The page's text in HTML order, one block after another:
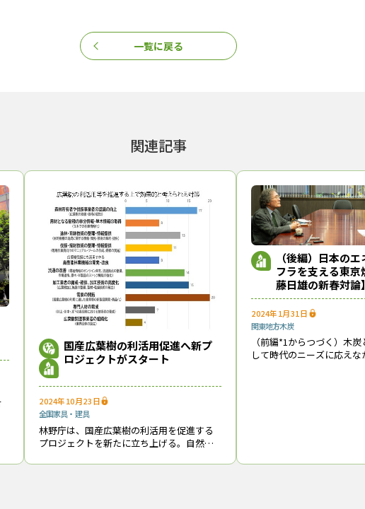
廣瀬直之・東京燃料林産社長
、「燃料革命やオイルショック、リーマンショック、東日本大震災、コロナ禍
きた」と創業からの歩みを振り返った上で、「岩手県の葛巻町に『企業の森』
なべ町ではウバメガシの植林を行い、『尾張備長炭』や熊本県あさぎり町産の
産地をつくっていきたい」と抱負を述べ、「社有林をJ-クレジット化しながら
題であるカーボンニュートラルに貢献できることがたくさんある。神社仏閣を中
年に向けて社業の発展につとめたい」と決意を語った。
として重い責務を果たしている」
久根進会長、神田明神の清水祥彦宮司、アストモスエネルギー（株）の荒木徹
一覧に戻る
関連記事
国産広葉樹の利活用促進へ新プ
ロジェクトがスタート
2024年10月23日
全国家具・建具
林野庁は、国産広葉樹の利活用を促進する
プロジェクトを新たに立ち上げる。自然保
安定的に輸入することが難しくなっている
（後編）日本の
フラを支える東京
藤日雄の新春対論】
2024年1月31日
関東地方木炭
（前編*1からつづく）木
して時代のニーズに応え